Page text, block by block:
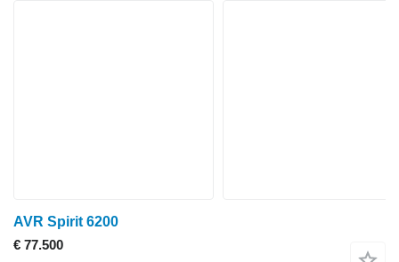
AVR Spirit 6200
€ 77.500